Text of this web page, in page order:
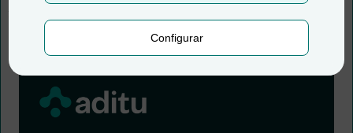
Configurar
Actualizado el22 Jun, 2026
1 min. de lectura